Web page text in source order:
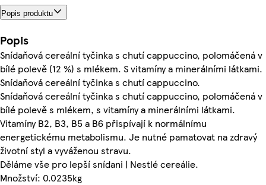
Popis produktu
Popis
Snídaňová cereální tyčinka s chutí cappuccino, polomáčená v
bílé polevě (12 %) s mlékem. S vitamíny a minerálními látkami.
Snídaňová cereální tyčinka s chutí cappuccino.
Snídaňová cereální tyčinka s chutí cappuccino, polomáčená v
bílé polevě s mlékem, s vitamíny a minerálními látkami.
Vitamíny B2, B3, B5 a B6 přispívají k normálnímu
energetickému metabolismu. Je nutné pamatovat na zdravý
životní styl a vyváženou stravu.
Děláme vše pro lepší snídani | Nestlé cereálie.
Množství: 0.0235kg